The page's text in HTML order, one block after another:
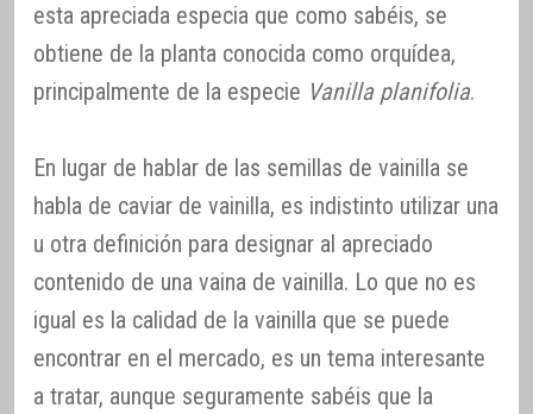
esta apreciada especia que como sabéis, se
obtiene de la planta conocida como orquídea,
principalmente de la especie Vanilla planifolia.
En lugar de hablar de las semillas de vainilla se
habla de caviar de vainilla, es indistinto utilizar una
u otra definición para designar al apreciado
contenido de una vaina de vainilla. Lo que no es
igual es la calidad de la vainilla que se puede
encontrar en el mercado, es un tema interesante
a tratar, aunque seguramente sabéis que la